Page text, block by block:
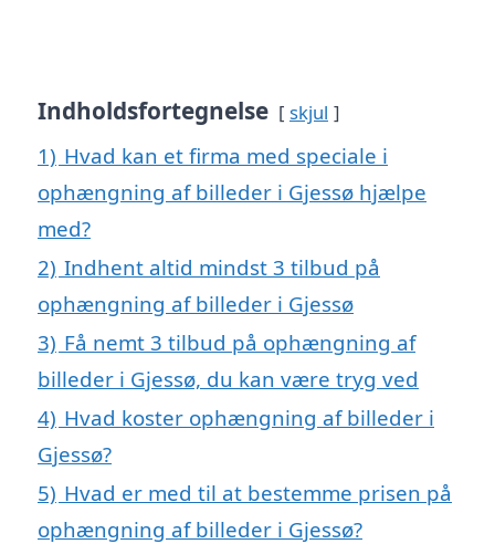
Indholdsfortegnelse skjul
1) Hvad kan et firma med speciale i
ophængning af billeder i Gjessø hjælpe
med?
2) Indhent altid mindst 3 tilbud på
ophængning af billeder i Gjessø
3) Få nemt 3 tilbud på ophængning af
billeder i Gjessø, du kan være tryg ved
4) Hvad koster ophængning af billeder i
Gjessø?
5) Hvad er med til at bestemme prisen på
ophængning af billeder i Gjessø?